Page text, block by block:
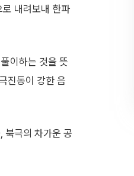
내려보내 한파
이하는 것을 뜻
진동이 강한 음
북극의 차가운 공